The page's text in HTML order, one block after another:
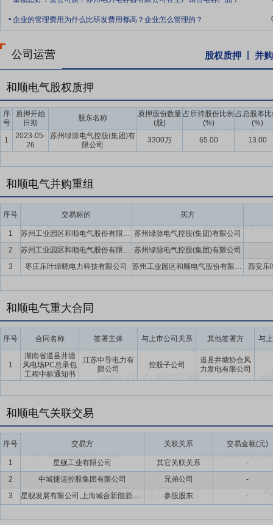
要点9：技术优势
公司长期深耕输配电设备制造行业，立足自主研
才队伍，为国家高新技术企业。公司重视技术研发工作，战略定位为
要点10：产业链业务协同优势
公司在起步阶段专注于电力成套设备
质量产品及相关技术是公司发展基石；同时积极把握住行业大发展契
要点11：重要股东引进优势 2022年11月，绿脉电气成为公司新控
要点12：品牌优势
公司在智能配电设备领域和新能源光伏发电、新
量标准，能够为客户提供定制化设备布局、高效率安装调试。
为中心，在全国设立多个分公司和子、孙公司作为客户中心和营销服
理措施，是公司提升产品销量、品牌价值以及顾客满意度、忠诚度的有
. 企业的管理费用为什么比研发费用都高？企业怎么管理的？
公司运营 股权质押 并
和顺电气股权质押
序
号
质押开始
日期
股东名称
质押股份数量
(股)
占所持股份比例
(%)
占总股本
(%)
1
2023-05-
26
苏州绿脉电气控股(集团)有
限公司
3300万 65.00 13.00
和顺电气并购重组
序号 交易标的 买方
1 苏州工业园区和顺电气股份有限公司 苏州绿脉电气控股(集团)有限公司
2
苏州工业园区和顺电气股份有限公司 苏州绿脉电气控股(集团)有限公司
3
枣庄乐叶绿晓电力科技有限公司 苏州工业园区和顺电气股份有限公司 西安乐
和顺电气重大合同
序号 合同名称 签署主体 与上市公司关系 其他签署方 与
1
湖南省道县井塘
风电场PC总承包
工程中标通知书
江苏中导电力有
限公司
控股子公司
道县井塘协合风
力发电有限公司
和顺电气关联交易
序号 交易方 关联关系 交易金额(元)
1 星舰工业有限公司 其它关联关系
-
2
中城捷运控股集团有限公司 兄弟公司
-
3
星舰发展有限公司,上海城合新能源科技有限公司 参股股东 -